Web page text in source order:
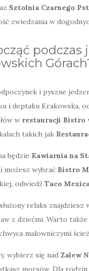
Sztolnia Czarnego
zwiedzania w
i pyszne
i deptaku Krakowska,
w restauracji Bistro
takich jak
będzie Kawiarnia na
możesz wybrać Bistro
odwiedź Taco
relaks znajdziesz
z dziećmi. Warto
malowniczymi
wybierz się nad Zalew
morsów. Dla